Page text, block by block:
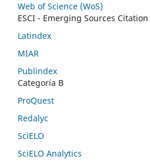
Web of Science (WoS)
ESCI - Emerging Sources
Latindex
MIAR
Publindex
Categoría B
ProQuest
Redalyc
SciELO
SciELO Analytics